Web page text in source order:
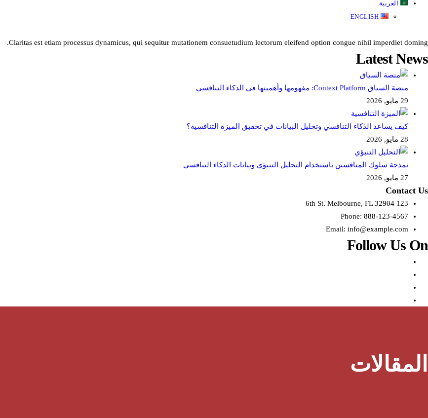
العربية
ENGLISH
Claritas est etiam processus dynamicus, qui sequitur mutationem consuetudium lectorum eleifend option congue nihil imperdiet doming.
Latest News
منصة السياق Context Platform: مفهومها وأهميتها في الذكاء التنافسي
29 مايو, 2026
كيف يساعد الذكاء التنافسي وتحليل البيانات في تحقيق الميزة التنافسية؟
28 مايو, 2026
نمذجة سلوك المنافسين باستخدام التحليل التنبؤي وبيانات الذكاء التنافسي
27 مايو, 2026
Contact Us
123 6th St. Melbourne, FL 32904
Phone: 888-123-4567
Email: info@example.com
Follow Us On
المقالات